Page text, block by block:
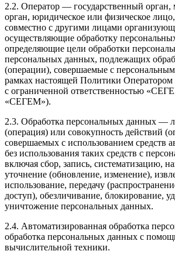
2.2. Оператор — государственный
орган, юридическое или физическое
совместно с другими лицами
осуществляющие обработку
определяющие цели обработки
персональных данных, подлежащих
(операции), совершаемые с
рамках настоящей Политики Оператором
с ограниченной ответственностью
«СЕГЕМ»).
2.3. Обработка персональных данных —
(операция) или совокупность действий
совершаемых с использованием средств
без использования таких средств с
включая сбор, запись, систематизацию,
уточнение (обновление, изменение),
использование, передачу
доступ), обезличивание, блокирование,
уничтожение персональных данных.
2.4. Автоматизированная обработка
обработка персональных данных с
вычислительной техники.